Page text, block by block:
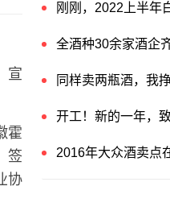
宣
霍
签
协
刚刚，2022上半年
全酒种30余家酒企
同样卖两瓶酒，我
开工！新的一年，
2016年大众酒卖点